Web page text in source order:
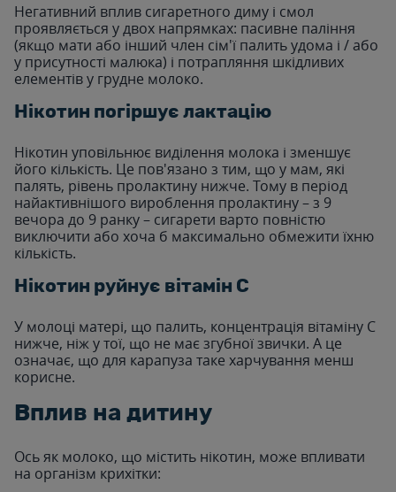
Негативний вплив сигаретного диму і смол
проявляється у двох напрямках: пасивне паління
(якщо мати або інший член сім'ї палить удома і / або
у присутності малюка) і потрапляння шкідливих
елементів у грудне молоко.
Нікотин погіршує лактацію
Нікотин уповільнює виділення молока і зменшує
його кількість. Це пов'язано з тим, що у мам, які
палять, рівень пролактину нижче. Тому в період
найактивнішого вироблення пролактину – з 9
вечора до 9 ранку – сигарети варто повністю
виключити або хоча б максимально обмежити їхню
кількість.
Нікотин руйнує вітамін С
У молоці матері, що палить, концентрація вітаміну С
нижче, ніж у тої, що не має згубної звички. А це
означає, що для карапуза таке харчування менш
корисне.
Вплив на дитину
Ось як молоко, що містить нікотин, може впливати
на організм крихітки: